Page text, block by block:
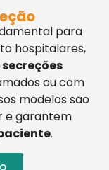
para
hospitalares,
ou com
modelos são
e garantem
.